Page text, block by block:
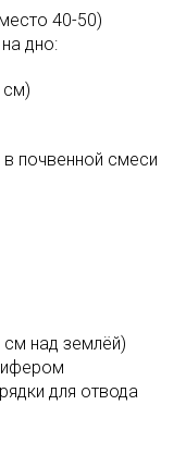
40-50)
на дно:
см)
в почвенной смеси
над землёй)
для отвода